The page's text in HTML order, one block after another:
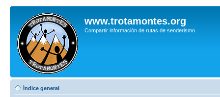
www.trotamontes.org
Compartir información de rutas de senderismo
Índice general